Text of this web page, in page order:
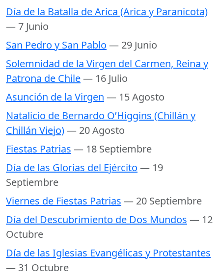
Día de la Batalla de Arica (Arica y Paranicota)
— 7 Junio
San Pedro y San Pablo — 29 Junio
Solemnidad de la Virgen del Carmen, Reina y
Patrona de Chile— 16 Julio
Asunción de la Virgen — 15 Agosto
Natalicio de Bernardo O’Higgins (Chillán y
Chillán Viejo)— 20 Agosto
Fiestas Patrias — 18 Septiembre
Día de las Glorias del Ejército — 19
Septiembre
Viernes de Fiestas Patrias — 20 Septiembre
Día del Descubrimiento de Dos Mundos — 12
Octubre
Día de las Iglesias Evangélicas y Protestantes
— 31 Octubre